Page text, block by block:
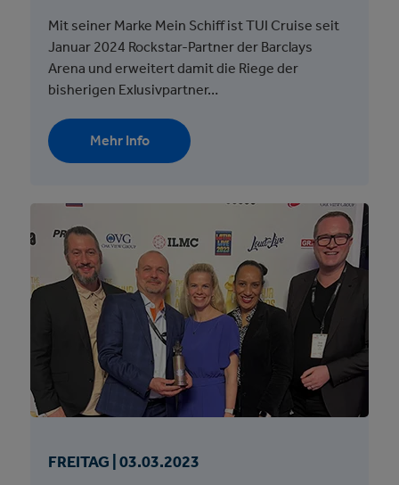
Mit seiner Marke Mein Schiff ist TUI Cruise seit
Januar 2024 Rockstar-Partner der Barclays
Arena und erweitert damit die Riege der
bisherigen Exlusivpartner…
Mehr Info
FREITAG | 03.03.2023